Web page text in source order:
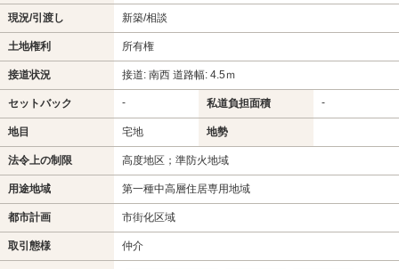
現況/引渡し 新築/相談
土地権利 所有権
接道状況 接道: 南西 道路幅: 4.5ｍ
セットバック - 私道負担面積 -
地目 宅地 地勢
法令上の制限 高度地区；準防火地域
用途地域 第一種中高層住居専用地域
都市計画 市街化区域
取引態様 仲介